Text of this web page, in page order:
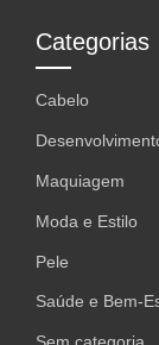
Categorias
Cabelo
Maquiagem
Moda e Estilo
Pele
Saúde e Bem-